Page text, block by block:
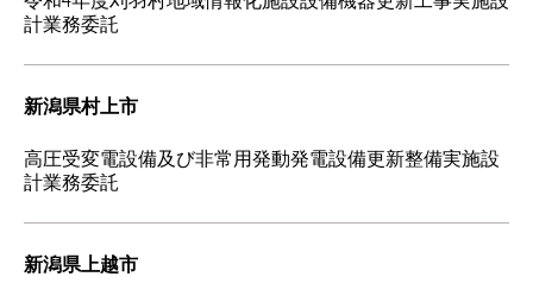
計業務委託
新潟県村上市
高圧受変電設備及び非常用発動発電設備更新整備実施設
計業務委託
新潟県上越市